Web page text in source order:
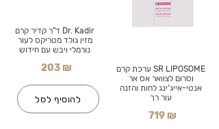
Dr. Kadir ד"ר קדיר קרם
מזין גולד מטריקס לעור
נורמלי ויבש עם חידוש
203 ₪
להוסיף לסל
SR LIPOSOME ערכת קרם
וסרום לצוואר אס אר
אנטי-אייג'ינג לחות והזנה
עור רך
719 ₪